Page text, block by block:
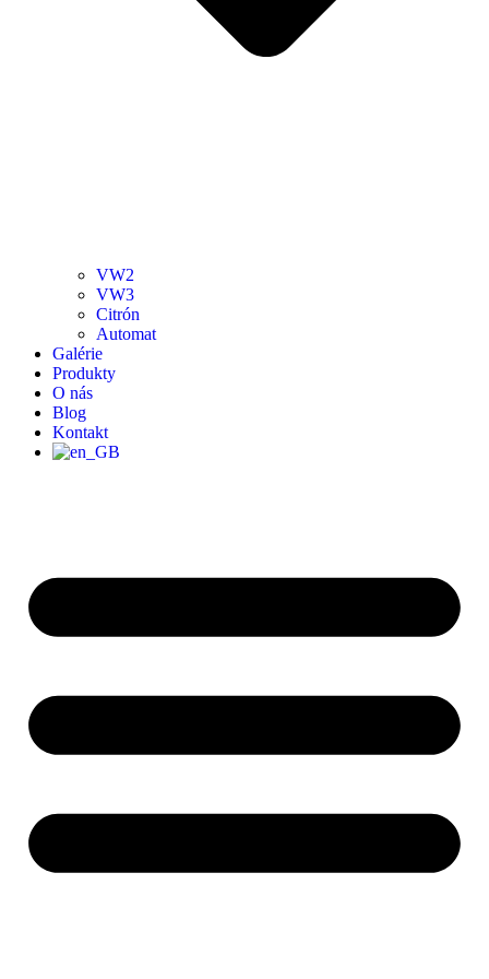
VW2
VW3
Citrón
Automat
Galérie
Produkty
O nás
Blog
Kontakt